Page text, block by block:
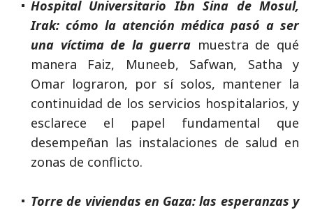
Hospital Universitario Ibn Sina de Mosul,
Irak: cómo la atención médica pasó a ser
una víctima de la guerra muestra de qué
manera Faiz, Muneeb, Safwan, Satha y
Omar lograron, por sí solos, mantener la
continuidad de los servicios hospitalarios, y
esclarece el papel fundamental que
desempeñan las instalaciones de salud en
zonas de conflicto.
Torre de viviendas en Gaza: las esperanzas y